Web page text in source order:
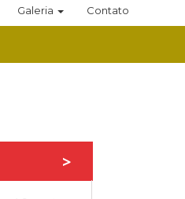
Galeria Contato
>